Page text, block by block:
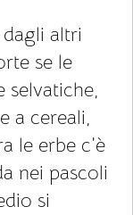
altri
se le
selvatiche,
a cereali,
le erbe c’è
nei pascoli
si